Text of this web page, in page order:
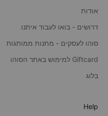
אודות
דרושים - בואו לעבוד איתנו
סוהו לעסקים - מתנות ממותגות
Giftcard למימוש באתר הסוהו
בלוג
Help